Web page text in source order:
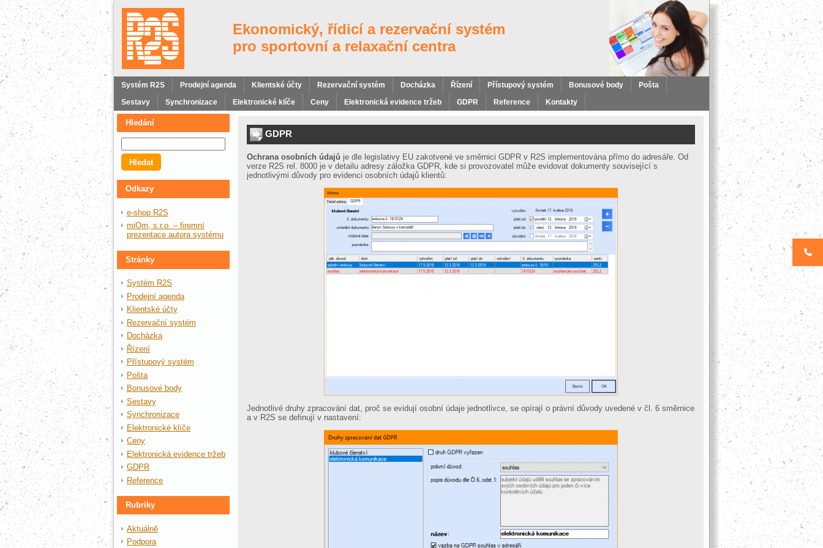
Ekonomický, řídicí a rezervační systém
pro sportovní a relaxační centra
Systém R2S Prodejní agenda Klientské účty Rezervační systém Docházka Řízení Přístupový systém Bonusové body
Pošta
Sestavy
Synchronizace Elektronické klíče Ceny Elektronická evidence tržeb GDPR Reference Kontakty
Hledání
Odkazy
e-shop R2S
miOm, s.r.o. – firemní
prezentace autora systému
Stránky
Systém R2S
Prodejní agenda
Klientské účty
Rezervační systém
Docházka
Řízení
Přístupový systém
Pošta
Bonusové body
Sestavy
Synchronizace
Elektronické klíče
Ceny
Elektronická evidence tržeb
GDPR
Reference
Rubriky
Aktuálně
Podpora
GDPR
Ochrana osobních údajů je dle legislativy EU zakotvené ve směrnici GDPR v R2S implementována přímo do adresáře. Od
verze R2S rel. 8000 je v detailu adresy záložka GDPR, kde si provozovatel může evidovat dokumenty související s
jednotlivými důvody pro evidenci osobních údajů klientů:
Jednotlivé druhy zpracování dat, proč se evidují osobní údaje jednotlivce, se opírají o právní důvody uvedené v čl. 6 směrnice
a v R2S se definují v nastavení: